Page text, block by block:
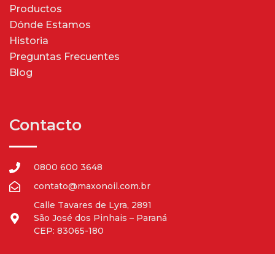
Productos
Dónde Estamos
Historia
Preguntas Frecuentes
Blog
Contacto
0800 600 3648
contato@maxonoil.com.br
Calle Tavares de Lyra, 2891
São José dos Pinhais – Paraná
CEP: 83065-180